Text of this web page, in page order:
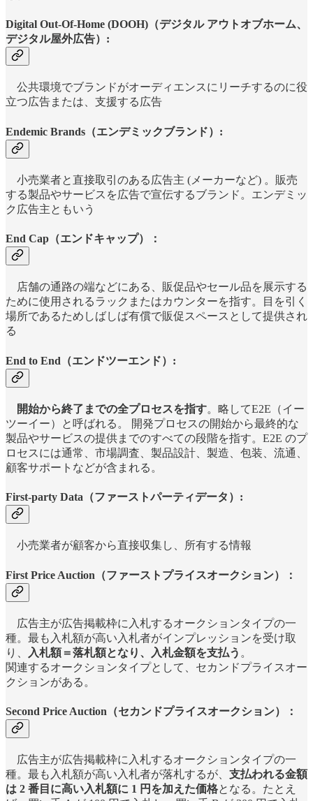
Digital Out-Of-Home (DOOH)（デジタル アウトオブホーム、
デジタル屋外広告）:
公共環境でブランドがオーディエンスにリーチするのに役
立つ広告または、支援する広告
Endemic Brands（エンデミックブランド）:
小売業者と直接取引のある広告主 (メーカーなど) 。販売
する製品やサービスを広告で宣伝するブランド。エンデミッ
ク広告主ともいう
End Cap（エンドキャップ）：
店舗の通路の端などにある、販促品やセール品を展示する
ために使用されるラックまたはカウンターを指す。目を引く
場所であるためしばしば有償で販促スペースとして提供され
る
End to End（エンドツーエンド）:
開始から終了までの全プロセスを指す。略してE2E（イー
ツーイー）と呼ばれる。 開発プロセスの開始から最終的な
製品やサービスの提供までのすべての段階を指す。E2E のプ
ロセスには通常、市場調査、製品設計、製造、包装、流通、
顧客サポートなどが含まれる。
First-party Data（ファーストパーティデータ）:
小売業者が顧客から直接収集し、所有する情報
First Price Auction（ファーストプライスオークション）：
広告主が広告掲載枠に入札するオークションタイプの一
種。最も入札額が高い入札者がインプレッションを受け取
り、
入札額＝落札額となり、入札金額を支払う 。
関連するオークションタイプとして、セカンドプライスオー
クションがある。
Second Price Auction（セカンドプライスオークション）：
広告主が広告掲載枠に入札するオークションタイプの一
種。最も入札額が高い入札者が落札するが、 支払われる金額
は 2 番目に高い入札額に 1 円を加えた価格となる。たとえ